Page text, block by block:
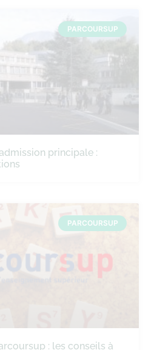
PARCOURSUP
principale :
PARCOURSUP
: les conseils à